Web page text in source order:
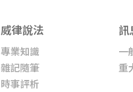
威律說法
專業知識
雜記隨筆
時事評析
訊
一
重